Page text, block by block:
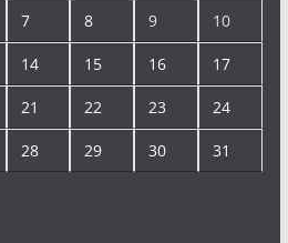
7 8 9 10
14 15 16 17
21 22 23 24
28 29 30 31